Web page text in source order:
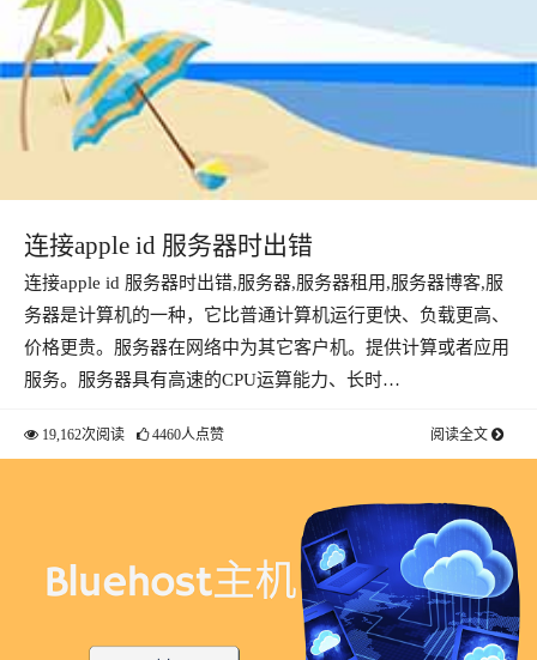
连接apple id 服务器时出错
连接apple id 服务器时出错,服务器,服务器租用,服务器博客,服
务器是计算机的一种，它比普通计算机运行更快、负载更高、
价格更贵。服务器在网络中为其它客户机。提供计算或者应用
服务。服务器具有高速的CPU运算能力、长时…
19,162次阅读 4460人点赞 阅读全文